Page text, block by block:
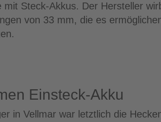
mit Steck-Akkus. Der Hersteller
von 33 mm, die es
Einsteck-Akku
in Vellmar war letztlich die